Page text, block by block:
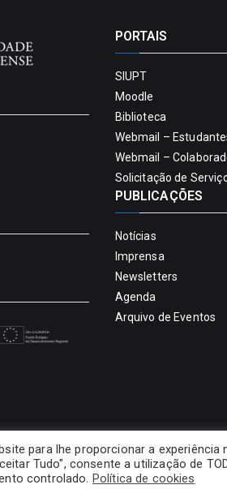
PORTAIS
SIUPT
Moodle
Biblioteca
Webmail –
Webmail –
Solicitação de
PUBLICAÇÕES
Notícias
Imprensa
Newsletters
Agenda
Arquivo de Eventos
para lhe proporcionar a
Tudo", consente a utilização de
controlado. Política de cookies